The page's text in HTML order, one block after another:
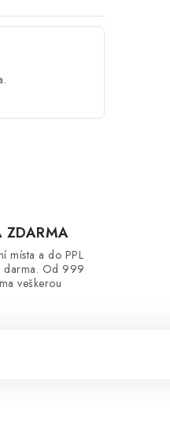
ZDARMA
místa a do PPL
darma. Od 999
veškerou